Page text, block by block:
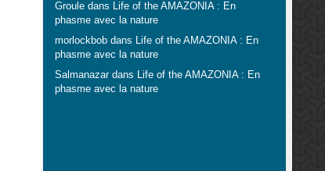
Grouledans Life of the AMAZONIA : En
phasme avec la nature
morlockbobdans Life of the AMAZONIA : En
phasme avec la nature
Salmanazardans Life of the AMAZONIA : En
phasme avec la nature